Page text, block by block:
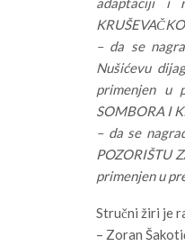
– da se
Nušićevu
primenjen u
SOMBORA I
– da se
POZORIŠTU
primenjen u
Stručni žiri je
– Zoran